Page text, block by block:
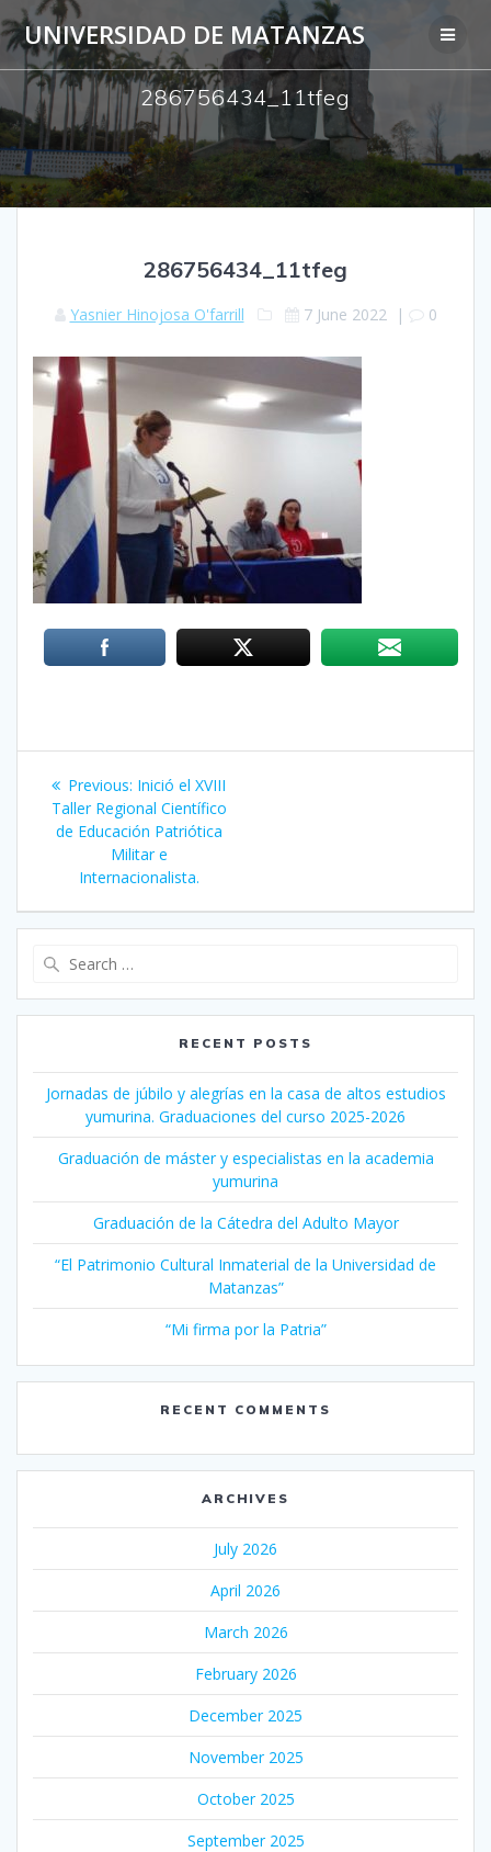
Skip
to
content
UNIVERSIDAD DE MATANZAS
286756434_11tfeg
286756434_11tfeg
Yasnier Hinojosa O'farrill 7 June 2022| 0
Post
navigation
Previous: Previous
post:
Inició el XVIII
Taller Regional Científico
de Educación Patriótica
Militar e
Internacionalista.
RECENT POSTS
Jornadas de júbilo y alegrías en la casa de altos estudios
yumurina. Graduaciones del curso 2025-2026
Graduación de máster y especialistas en la academia
yumurina
Graduación de la Cátedra del Adulto Mayor
“El Patrimonio Cultural Inmaterial de la Universidad de
Matanzas”
“Mi firma por la Patria”
RECENT COMMENTS
ARCHIVES
July 2026
April 2026
March 2026
February 2026
December 2025
November 2025
October 2025
September 2025